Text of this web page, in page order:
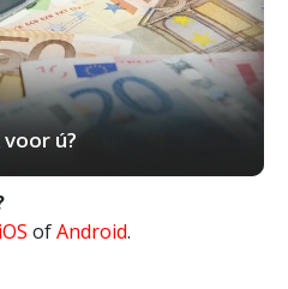
ú?
iOS ofAndroid.